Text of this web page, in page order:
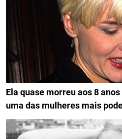
Ela quase morreu aos 8
uma das mulheres mais